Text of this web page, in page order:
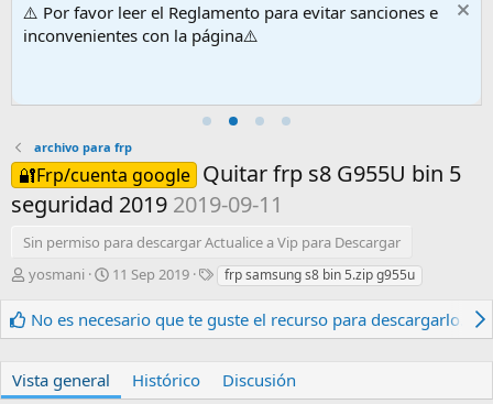
⚠️ Por favor leer el Reglamento para evitar sanciones e
inconvenientes con la página⚠️
archivo para frp
🔐Frp/cuenta google Quitar frp s8 G955U bin 5
seguridad 2019 2019-09-11
Sin permiso para descargar Actualice a Vip para Descargar
A
t
yosmani
F
c
e
11 Sep 2019
E
i
frp samsung s8 bin 5.zip g955u
No es necesario que te guste el recurso para descargarlo.
Vista general Histórico Discusión